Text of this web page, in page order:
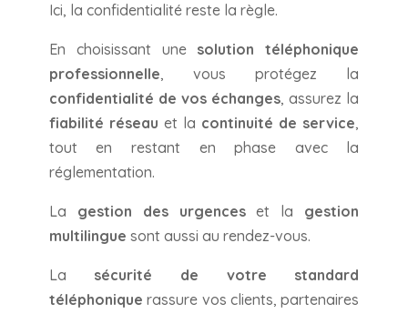
Ici, la confidentialité reste la règle.
En choisissant une solution téléphonique
professionnelle, vous protégez la
confidentialité de vos échanges, assurez la
fiabilité réseau et la continuité de service,
tout en restant en phase avec la
réglementation.
La gestion des urgenceset la gestion
multilingue sont aussi au rendez-vous.
La sécurité de votre standard
téléphonique rassure vos clients, partenaires